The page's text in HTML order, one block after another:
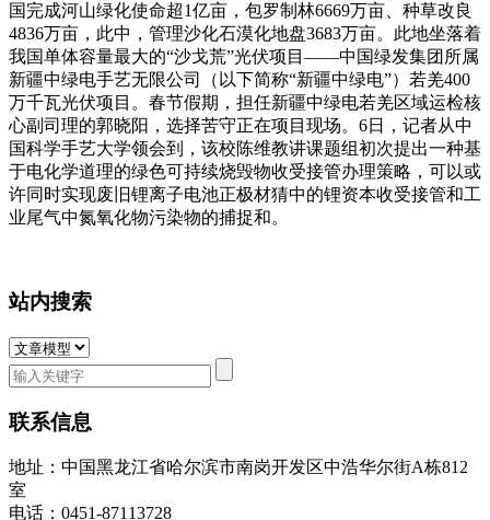
国完成河山绿化使命超1亿亩，包罗制林6669万亩、种草改良
4836万亩，此中，管理沙化石漠化地盘3683万亩。此地坐落着
我国单体容量最大的“沙戈荒”光伏项目——中国绿发集团所属
新疆中绿电手艺无限公司（以下简称“新疆中绿电”）若羌400
万千瓦光伏项目。春节假期，担任新疆中绿电若羌区域运检核
心副司理的郭晓阳，选择苦守正在项目现场。6日，记者从中
国科学手艺大学领会到，该校陈维教讲课题组初次提出一种基
于电化学道理的绿色可持续烧毁物收受接管办理策略，可以或
许同时实现废旧锂离子电池正极材猜中的锂资本收受接管和工
业尾气中氮氧化物污染物的捕捉和。
站内搜索
联系信息
地址：中国黑龙江省哈尔滨市南岗开发区中浩华尔街A栋812
室
电话：0451-87113728